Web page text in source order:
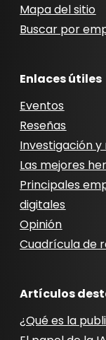
Mapa del sitio
Buscar por
Enlaces útiles
Eventos
Reseñas
Investigación y
Las mejores
Principales
digitales
Opinión
Cuadrícula de
Artículos
¿Qué es la